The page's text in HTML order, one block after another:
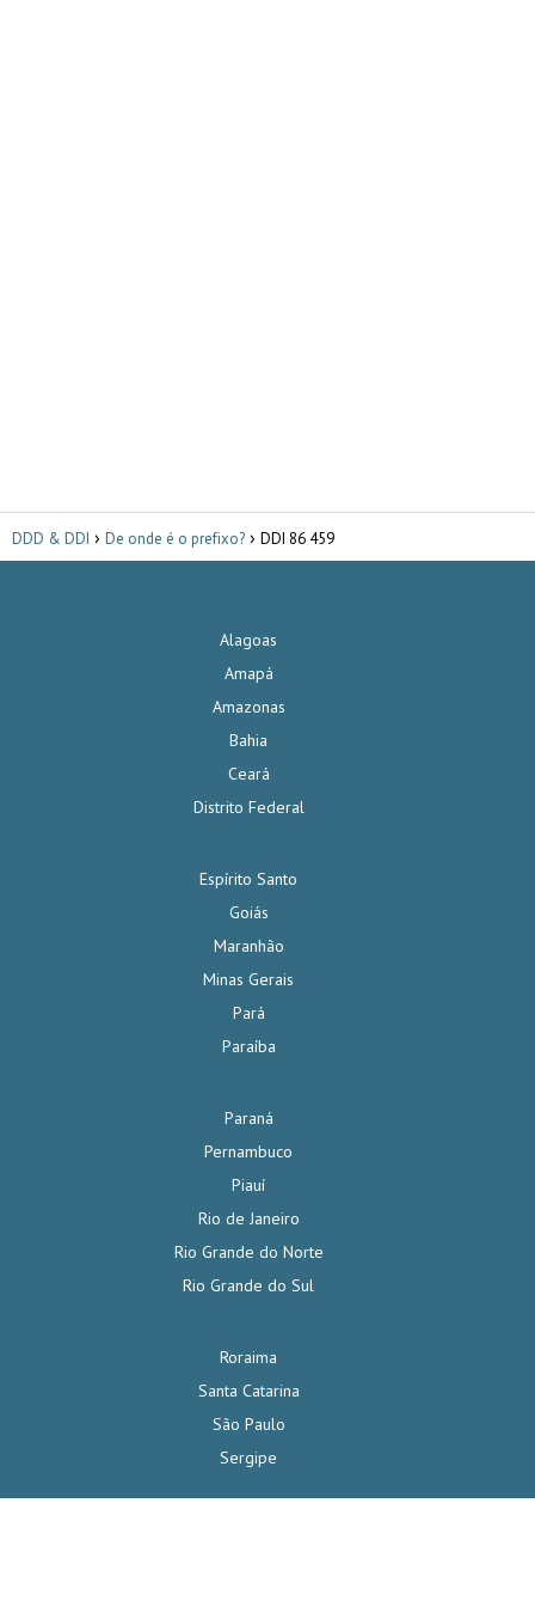
DDD & DDI De onde é o prefixo? DDI 86 459
Alagoas
Amapá
Amazonas
Bahia
Ceará
Distrito Federal
Espírito Santo
Goiás
Maranhão
Minas Gerais
Pará
Paraíba
Paraná
Pernambuco
Piauí
Rio de Janeiro
Rio Grande do Norte
Rio Grande do Sul
Roraima
Santa Catarina
São Paulo
Sergipe